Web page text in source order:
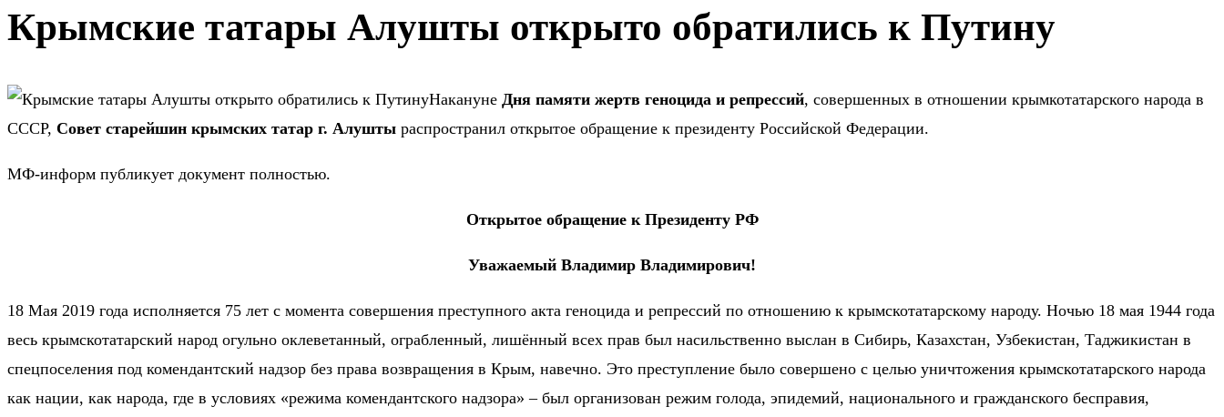
Крымские татары Алушты открыто обратились к Путину
Накануне Дня памяти жертв геноцида и репрессий, совершенных в отношении крымкотатарского народа в
СССР, Совет старейшин крымских татар г. Алушты распространил открытое обращение к президенту Российской Федерации.
МФ-информ публикует документ полностью.
Открытое обращение к Президенту РФ
Уважаемый Владимир Владимирович!
18 Мая 2019 года исполняется 75 лет с момента совершения преступного акта геноцида и репрессий по отношению к крымскотатарскому народу. Ночью 18 мая 1944 года
весь крымскотатарский народ огульно оклеветанный, ограбленный, лишённый всех прав был насильственно выслан в Сибирь, Казахстан, Узбекистан, Таджикистан в
спецпоселения под комендантский надзор без права возвращения в Крым, навечно. Это преступление было совершено с целью уничтожения крымскотатарского народа
как нации, как народа, где в условиях «режима комендантского надзора» – был организован режим голода, эпидемий, национального и гражданского бесправия,